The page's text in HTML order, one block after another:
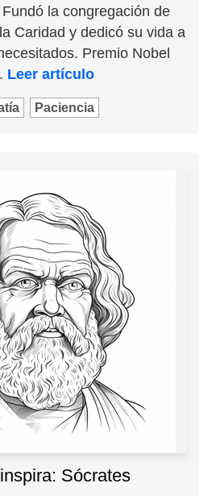
la congregación de
Caridad y dedicó su vida a
Premio Nobel
Leer artículo
Paciencia
Sócrates